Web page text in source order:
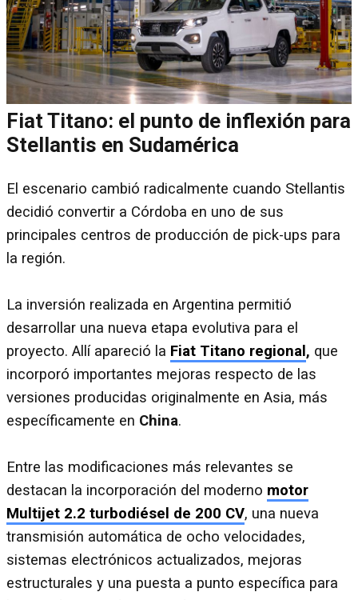
Fiat Titano: el punto de inflexión para
Stellantis en Sudamérica
El escenario cambió radicalmente cuando Stellantis
decidió convertir a Córdoba en uno de sus
principales centros de producción de pick-ups para
la región.
La inversión realizada en Argentina permitió
desarrollar una nueva etapa evolutiva para el
proyecto. Allí apareció la Fiat Titano regional, que
incorporó importantes mejoras respecto de las
versiones producidas originalmente en Asia, más
específicamente en China.
Entre las modificaciones más relevantes se
destacan la incorporación del moderno motor
Multijet 2.2 turbodiésel de 200 CV, una nueva
transmisión automática de ocho velocidades,
sistemas electrónicos actualizados, mejoras
estructurales y una puesta a punto específica para